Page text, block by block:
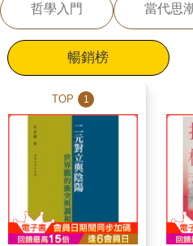
哲學入門 當代思
暢銷榜
TOP 1